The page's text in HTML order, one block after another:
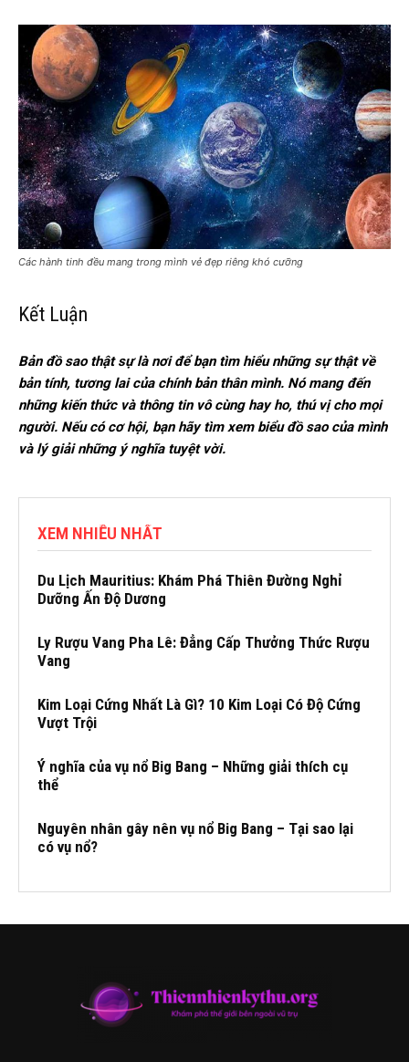
Các hành tinh đều mang trong mình vẻ đẹp riêng khó cưỡng
Kết Luận
Bản đồ sao thật sự là nơi để bạn tìm hiểu những sự thật về
bản tính, tương lai của chính bản thân mình. Nó mang đến
những kiến thức và thông tin vô cùng hay ho, thú vị cho mọi
người. Nếu có cơ hội, bạn hãy tìm xem biểu đồ sao của mình
và lý giải những ý nghĩa tuyệt vời.
XEM NHIỀU NHẤT
Du Lịch Mauritius: Khám Phá Thiên Đường Nghỉ
Dưỡng Ấn Độ Dương
Ly Rượu Vang Pha Lê: Đẳng Cấp Thưởng Thức Rượu
Vang
Kim Loại Cứng Nhất Là Gì? 10 Kim Loại Có Độ Cứng
Vượt Trội
Ý nghĩa của vụ nổ Big Bang – Những giải thích cụ
thể
Nguyên nhân gây nên vụ nổ Big Bang – Tại sao lại
có vụ nổ?